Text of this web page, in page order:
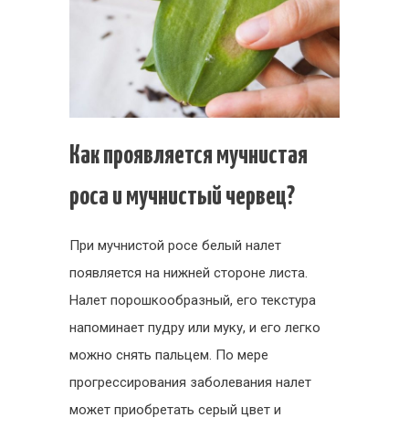
Как проявляется мучнистая
роса и мучнистый червец?
При мучнистой росе белый налет
появляется на нижней стороне листа.
Налет порошкообразный, его текстура
напоминает пудру или муку, и его легко
можно снять пальцем. По мере
прогрессирования заболевания налет
может приобретать серый цвет и